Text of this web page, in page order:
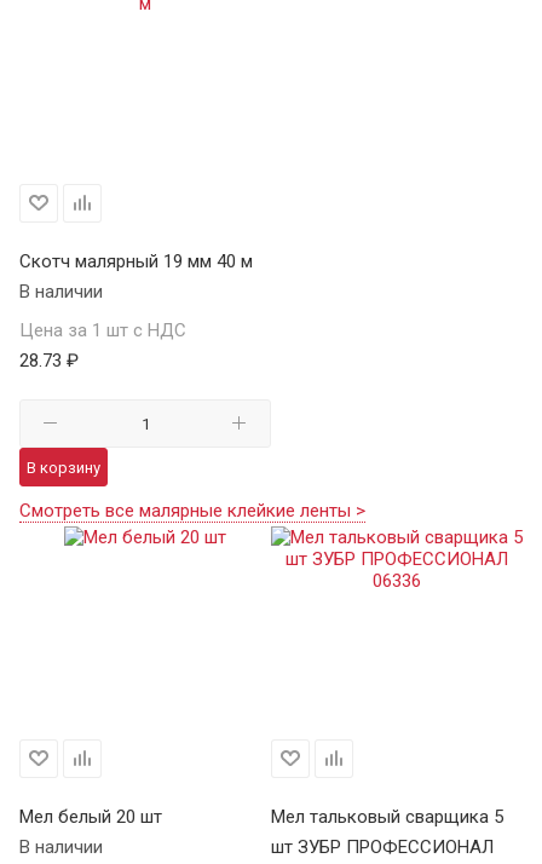
Скотч малярный 19 мм 40 м
В наличии
Цена за 1 шт с НДС
28.73 ₽
В корзину
Смотреть все малярные клейкие ленты >
Мел белый 20 шт
В наличии
Мел тальковый сварщика 5
шт ЗУБР ПРОФЕССИОНАЛ